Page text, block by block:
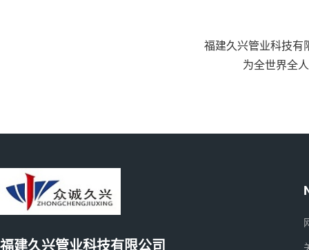
福建久兴管业科技有
为全世界全
福建久兴管业科技有限公司